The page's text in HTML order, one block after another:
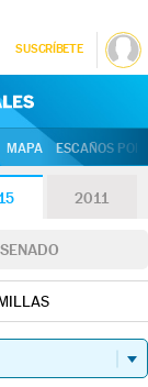
SUSCRÍBETE
MAPA ESCAÑOS
2011
SENADO